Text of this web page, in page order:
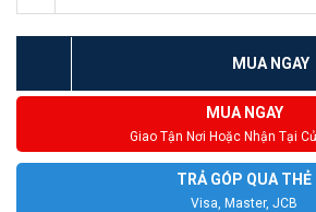
MUA NGAY
MUA NGAY
Giao Tận Nơi Hoặc Nhận Tại
TRẢ GÓP QUA THẺ
Visa, Master, JCB